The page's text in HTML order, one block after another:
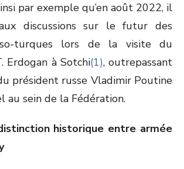
par exemple qu’en août 2022, il
discussions sur le futur des
turques lors de la visite du
Erdogan à Sotchi(1), outrepassant
président russe Vladimir Poutine
au sein de la Fédération.
historique entre armée